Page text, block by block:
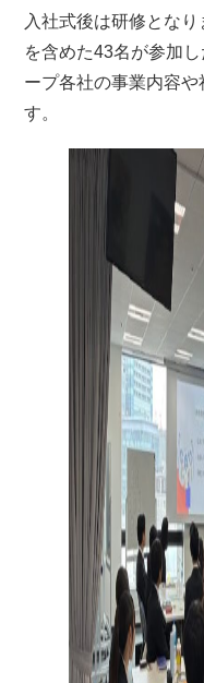
入社式後は研修とな
を含めた43名が参加
ープ各社の事業内容
す。